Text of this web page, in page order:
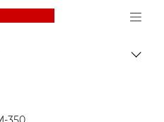
Canon Logo, back
Skift